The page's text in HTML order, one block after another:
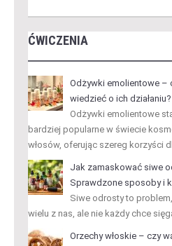
ĆWICZENIA
Odżywki emolientowe –
wiedzieć o ich działaniu?
Odżywki emolientowe
bardziej popularne w świecie
włosów, oferując szereg korzyści
Jak zamaskować siwe
Sprawdzone sposoby i
Siwe odrosty to
wielu z nas, ale nie każdy chce
Orzechy włoskie – czy